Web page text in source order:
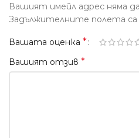
Вашият имейл адрес няма
Задължителните полета са
Вашата оценка *
Вашият отзив *